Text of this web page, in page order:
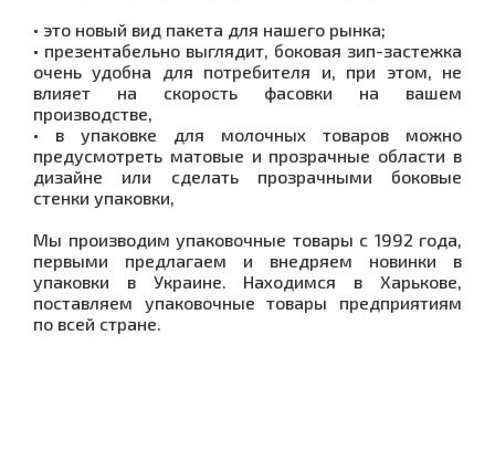
• это новый вид пакета для нашего рынка;
• презентабельно выглядит, боковая зип-застежка
очень удобна для потребителя и, при этом, не
влияет на скорость фасовки на вашем
производстве,
• в упаковке для молочных товаров можно
предусмотреть матовые и прозрачные области в
дизайне или сделать прозрачными боковые
стенки упаковки,
Мы производим упаковочные товары с 1992 года,
первыми предлагаем и внедряем новинки в
упаковки в Украине. Находимся в Харькове,
поставляем упаковочные товары предприятиям
по всей стране.